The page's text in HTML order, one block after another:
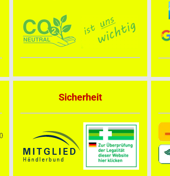
Sicherheit